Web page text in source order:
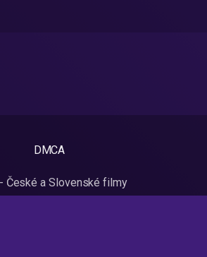
DMCA
České a Slovenské filmy